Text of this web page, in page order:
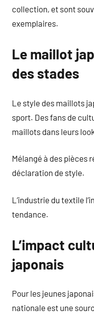
collection, et sont
exemplaires.
Le maillot
des stades
Le style des maillots
sport. Des fans de
maillots dans leurs
Mélangé à des pièces
déclaration de style.
L’industrie du textile
tendance.
L’impact
japonais
Pour les jeunes
nationale est une